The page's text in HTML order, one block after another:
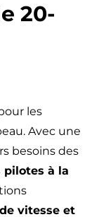
20-
les
Avec une
besoins des
pilotes à la
vitesse et